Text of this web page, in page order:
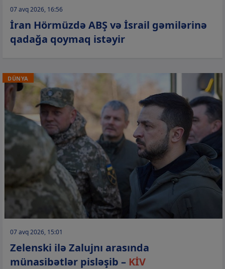
07 avq 2026, 16:56
İran Hörmüzdə ABŞ və İsrail gəmilərinə
qadağa qoymaq istəyir
DÜNYA
07 avq 2026, 15:01
Zelenski ilə Zalujnı arasında
münasibətlər pisləşib – KİV